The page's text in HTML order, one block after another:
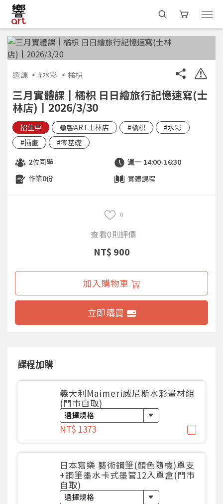
選課 #水彩 橘枳
三月實體課┃橘枳 日日繪旅行記憶速寫(士
林店)┃2026/3/30
招生中 🟠響ART士林店 #橘枳
#水彩
#插畫
#零基礎
2位同學 週一 14:00-16:30
作業0份 實體課程
0
查看0則評價
NT$ 900
加入購物車
立即購買
課程加購
義大利Maimeri威尼斯水彩畫材組
(門市自取)
NT$ 1373
日本寫樂 藝術鋼筆(顏色隨機)單支
+鋼筆墨水卡式墨管12入單盒(門市
自取)